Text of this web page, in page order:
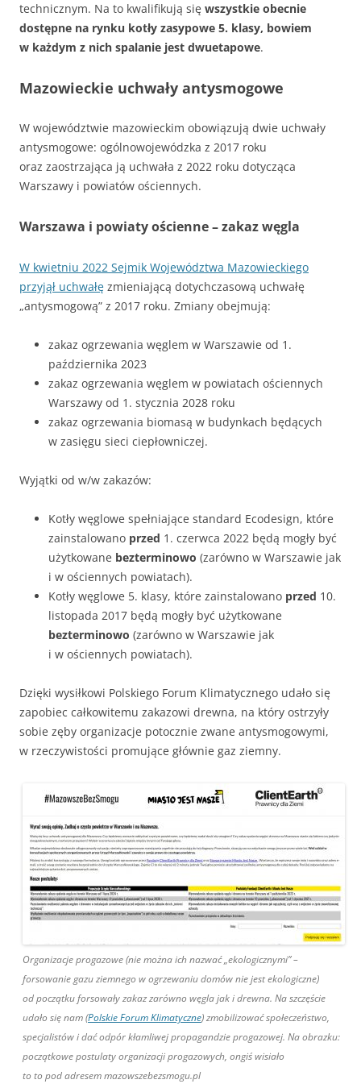
technicznym. Na to kwalifikują się wszystkie obecnie
dostępne na rynku kotły zasypowe 5. klasy, bowiem
w każdym z nich spalanie jest dwuetapowe.
Mazowieckie uchwały antysmogowe
W województwie mazowieckim obowiązują dwie uchwały
antysmogowe: ogólnowojewódzka z 2017 roku
oraz zaostrzająca ją uchwała z 2022 roku dotycząca
Warszawy i powiatów ościennych.
Warszawa i powiaty ościenne – zakaz węgla
W kwietniu 2022 Sejmik Województwa Mazowieckiego
przyjął uchwałę zmieniającą dotychczasową uchwałę
„antysmogową” z 2017 roku. Zmiany obejmują:
zakaz ogrzewania węglem w Warszawie od 1.
października 2023
zakaz ogrzewania węglem w powiatach ościennych
Warszawy od 1. stycznia 2028 roku
zakaz ogrzewania biomasą w budynkach będących
w zasięgu sieci ciepłowniczej.
Wyjątki od w/w zakazów:
Kotły węglowe spełniające standard Ecodesign, które
zainstalowano przed 1. czerwca 2022 będą mogły być
użytkowane bezterminowo (zarówno w Warszawie jak
i w ościennych powiatach).
Kotły węglowe 5. klasy, które zainstalowano przed 10.
listopada 2017 będą mogły być użytkowane
bezterminowo (zarówno w Warszawie jak
i w ościennych powiatach).
Dzięki wysiłkowi Polskiego Forum Klimatycznego udało się
zapobiec całkowitemu zakazowi drewna, na który ostrzyły
sobie zęby organizacje potocznie zwane antysmogowymi,
w rzeczywistości promujące głównie gaz ziemny.
Organizacje progazowe (nie można ich nazwać „ekologicznymi” –
forsowanie gazu ziemnego w ogrzewaniu domów nie jest ekologiczne)
od początku forsowały zakaz zarówno węgla jak i drewna. Na szczęście
udało się nam (Polskie Forum Klimatyczne) zmobilizować społeczeństwo,
specjalistów i dać odpór kłamliwej propagandzie progazowej. Na obrazku:
początkowe postulaty organizacji progazowych, ongiś wisiało
to to pod adresem mazowszebezsmogu.pl